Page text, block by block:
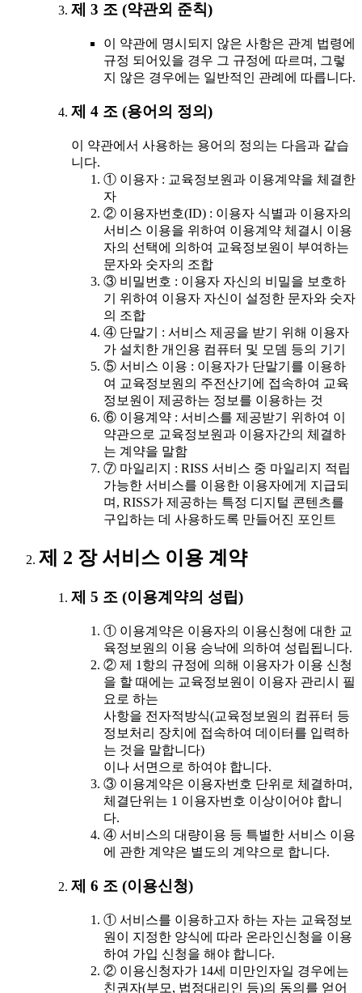
제 3 조 (약관외 준칙)
이 약관에 명시되지 않은 사항은 관계 법령에
규정 되어있을 경우 그 규정에 따르며, 그렇
지 않은 경우에는 일반적인 관례에 따릅니다.
제 4 조 (용어의 정의)
이 약관에서 사용하는 용어의 정의는 다음과 같습
니다.
① 이용자 : 교육정보원과 이용계약을 체결한
자
② 이용자번호(ID) : 이용자 식별과 이용자의
서비스 이용을 위하여 이용계약 체결시 이용
자의 선택에 의하여 교육정보원이 부여하는
문자와 숫자의 조합
③ 비밀번호 : 이용자 자신의 비밀을 보호하
기 위하여 이용자 자신이 설정한 문자와 숫자
의 조합
④ 단말기 : 서비스 제공을 받기 위해 이용자
가 설치한 개인용 컴퓨터 및 모뎀 등의 기기
⑤ 서비스 이용 : 이용자가 단말기를 이용하
여 교육정보원의 주전산기에 접속하여 교육
정보원이 제공하는 정보를 이용하는 것
⑥ 이용계약 : 서비스를 제공받기 위하여 이
약관으로 교육정보원과 이용자간의 체결하
는 계약을 말함
⑦ 마일리지 : RISS 서비스 중 마일리지 적립
가능한 서비스를 이용한 이용자에게 지급되
며, RISS가 제공하는 특정 디지털 콘텐츠를
구입하는 데 사용하도록 만들어진 포인트
제 2 장 서비스 이용 계약
제 5 조 (이용계약의 성립)
① 이용계약은 이용자의 이용신청에 대한 교
육정보원의 이용 승낙에 의하여 성립됩니다.
② 제 1항의 규정에 의해 이용자가 이용 신청
을 할 때에는 교육정보원이 이용자 관리시 필
요로 하는
사항을 전자적방식(교육정보원의 컴퓨터 등
정보처리 장치에 접속하여 데이터를 입력하
는 것을 말합니다)
이나 서면으로 하여야 합니다.
③ 이용계약은 이용자번호 단위로 체결하며,
체결단위는 1 이용자번호 이상이어야 합니
다.
④ 서비스의 대량이용 등 특별한 서비스 이용
에 관한 계약은 별도의 계약으로 합니다.
제 6 조 (이용신청)
① 서비스를 이용하고자 하는 자는 교육정보
원이 지정한 양식에 따라 온라인신청을 이용
하여 가입 신청을 해야 합니다.
② 이용신청자가 14세 미만인자일 경우에는
친권자(부모, 법정대리인 등)의 동의를 얻어